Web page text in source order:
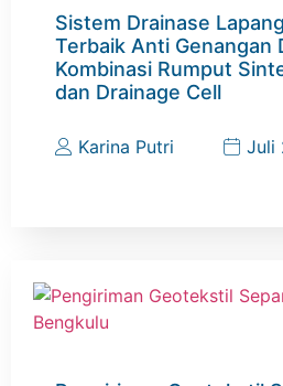
Sistem Drainase
Terbaik Anti Genangan
Kombinasi Rumput
dan Drainage Cell
Karina Putri Juli